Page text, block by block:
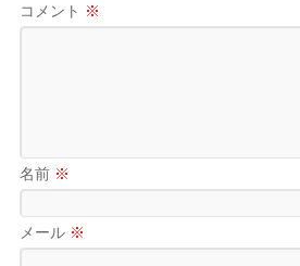
コメント ※
名前 ※
メール ※